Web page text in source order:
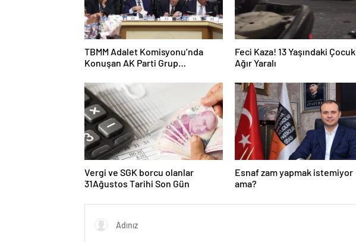
TBMM Adalet Komisyonu’nda
Konuşan AK Parti Grup
“Kanun Teklifi Milletimizin
Teklifidir”
Feci Kaza! 13 Yaşındaki Çocuk
Ağır Yaralı
Vergi ve SGK borcu olanlar
31Ağustos Tarihi Son Gün
Esnaf zam yapmak istemiyor
ama?